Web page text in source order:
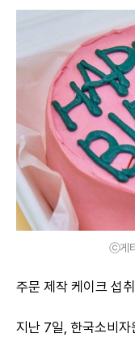
ⓒ게
주문 제작 케이크 섭
지난 7일, 한국소비자